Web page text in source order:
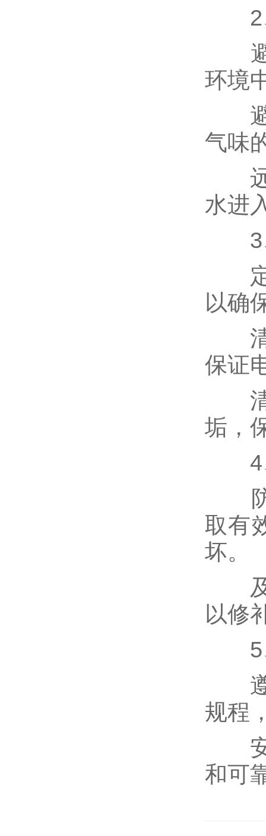
2、
避
环境
避
气味
远
水进
3、
定
以确
清
保证
清
垢，
4、
防
取有
坏。
及
以修
5、
遵
规程
安
和可